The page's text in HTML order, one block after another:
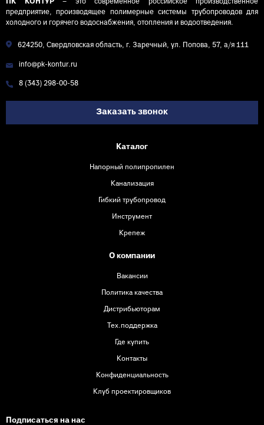
ПК КОНТУР– это современное российское производственное
предприятие, производящее полимерные системы трубопроводов для
холодного и горячего водоснабжения, отопления и водоотведения.
624250, Свердловская область, г. Заречный, ул. Попова, 57, а/я 111
info@pk-kontur.ru
8 (343) 298-00-58
Заказать звонок
Каталог
Напорный полипропилен
Канализация
Гибкий трубопровод
Инструмент
Крепеж
О компании
Вакансии
Политика качества
Дистрибьюторам
Тех.поддержка
Где купить
Контакты
Конфиденциальность
Клуб проектировщиков
Подписаться на нас